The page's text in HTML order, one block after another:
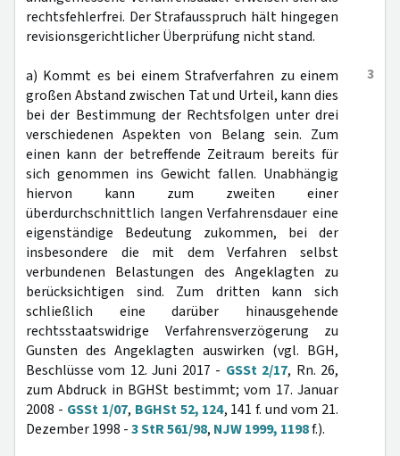
rechtsfehlerfrei. Der Strafausspruch hält hingegen
revisionsgerichtlicher Überprüfung nicht stand.
3
a) Kommt es bei einem Strafverfahren zu einem
großen Abstand zwischen Tat und Urteil, kann dies
bei der Bestimmung der Rechtsfolgen unter drei
verschiedenen Aspekten von Belang sein. Zum
einen kann der betreffende Zeitraum bereits für
sich genommen ins Gewicht fallen. Unabhängig
hiervon kann zum zweiten einer
überdurchschnittlich langen Verfahrensdauer eine
eigenständige Bedeutung zukommen, bei der
insbesondere die mit dem Verfahren selbst
verbundenen Belastungen des Angeklagten zu
berücksichtigen sind. Zum dritten kann sich
schließlich eine darüber hinausgehende
rechtsstaatswidrige Verfahrensverzögerung zu
Gunsten des Angeklagten auswirken (vgl. BGH,
Beschlüsse vom 12. Juni 2017 - GSSt 2/17, Rn. 26,
zum Abdruck in BGHSt bestimmt; vom 17. Januar
2008 - GSSt 1/07, BGHSt 52, 124, 141 f. und vom 21.
Dezember 1998 -3 StR 561/98, NJW 1999, 1198f.).